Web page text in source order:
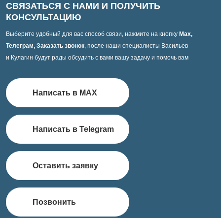
СВЯЗАТЬСЯ С НАМИ И ПОЛУЧИТЬ
КОНСУЛЬТАЦИЮ
Выберите удобный для вас способ связи, нажмите на кнопку Max,
Телеграм, Заказать звонок, после наши специалисты Васильев
и Кулагин будут рады обсудить с вами вашу задачу и помочь вам
Написать в MAX
Написать в Telegram
Оставить заявку
Позвонить